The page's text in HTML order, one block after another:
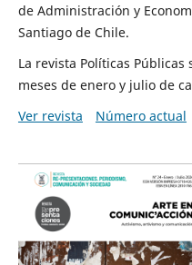
de Administración y
Santiago de Chile.
La revista Políticas
meses de enero y julio de
Ver revista
Número actual